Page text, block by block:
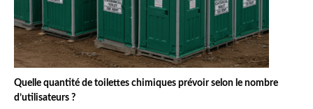
Quelle quantité de toilettes chimiques prévoir selon le nombre
d’utilisateurs ?